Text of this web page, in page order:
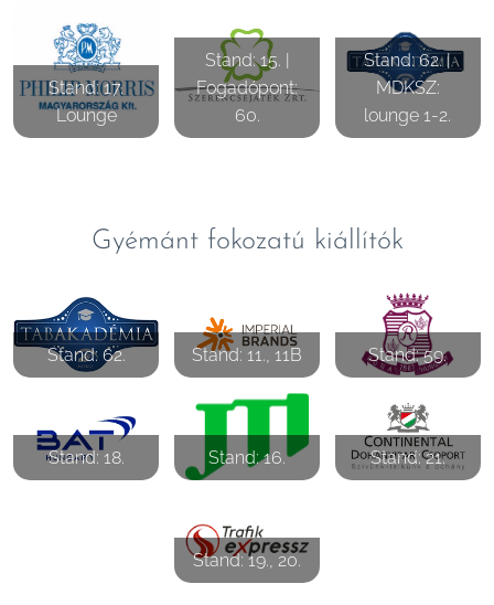
Stand: 17.
Lounge
Stand: 15. |
Fogadópont:
60.
Stand: 62. |
MDKSZ:
lounge 1-2.
Gyémánt fokozatú kiállítók
Stand: 62. Stand: 11., 11B Stand: 59.
Stand: 18. Stand: 16. Stand: 21.
Stand: 19., 20.